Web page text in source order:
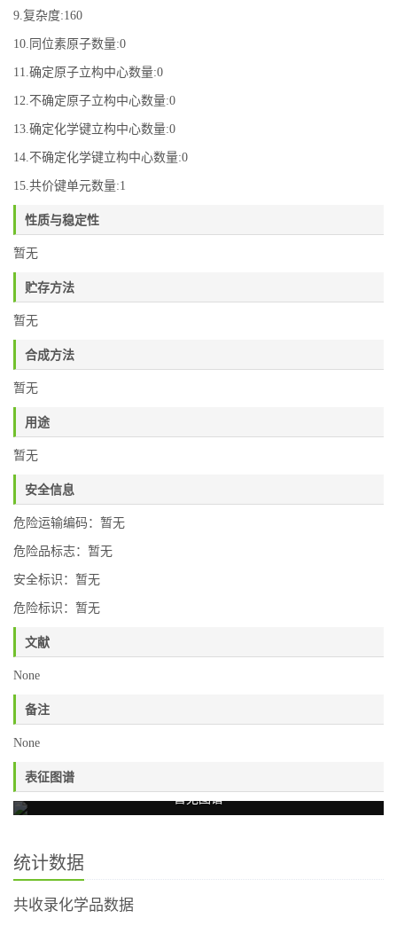
9.复杂度:160
10.同位素原子数量:0
11.确定原子立构中心数量:0
12.不确定原子立构中心数量:0
13.确定化学键立构中心数量:0
14.不确定化学键立构中心数量:0
15.共价键单元数量:1
性质与稳定性
暂无
贮存方法
暂无
合成方法
暂无
用途
暂无
安全信息
危险运输编码：暂无
危险品标志：暂无
安全标识：暂无
危险标识：暂无
文献
None
备注
None
表征图谱
暂无图谱
统计数据
共收录化学品数据